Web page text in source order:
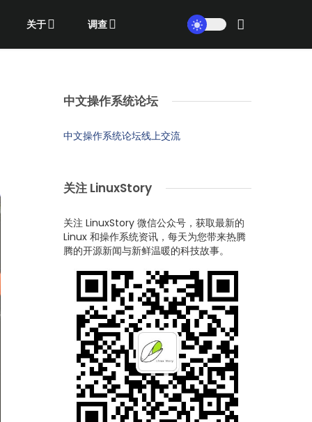
关于 调查
中文操作系统论坛
中文操作系统论坛线上交流
关注 LinuxStory
关注 LinuxStory 微信公众号，获取最新的
Linux 和操作系统资讯，每天为您带来热腾
腾的开源新闻与新鲜温暖的科技故事。